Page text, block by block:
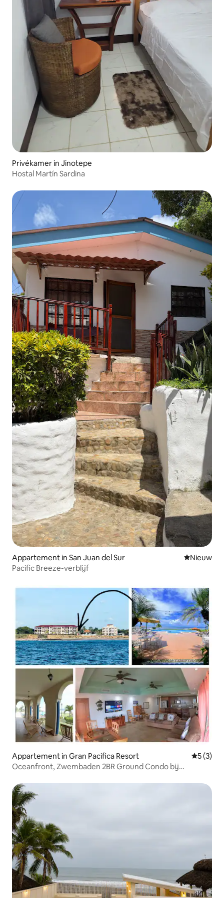
Privékamer in Jinotepe
Hostal Martín Sardina
Appartement in San Juan del Sur Nieuwe
Nieuw
Pacific Breeze-verblijf
Appartement in Gran Pacifica Resort
5 (3)
Oceanfront, Zwembaden 2BR Ground Condo bij